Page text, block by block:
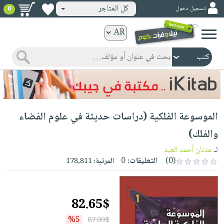
ورقية
المواضيع
صدر
حديثاً
الأكثر
مبيعاً
جوائز
شحن
مخفض
عروض
صفحات
مشوقة
كتب
الكترونية
الرئيسية
صدر
حديثاً
الأكثر
مبيعاً
كتب
مجانية
كتب
صوتية
الصفحة
الرئيسية
حدود
أطفال
الصفحةوسائل
تسجيل دخول كل المتاجر 0
الموسوعة الفلكية (دراسات حديثة في علوم الفضاء
والفلك)
لـعدنان أحمد العبد
(0)
التعليقات:0 المرتبة:178,811
82.65$
87.00$
%5